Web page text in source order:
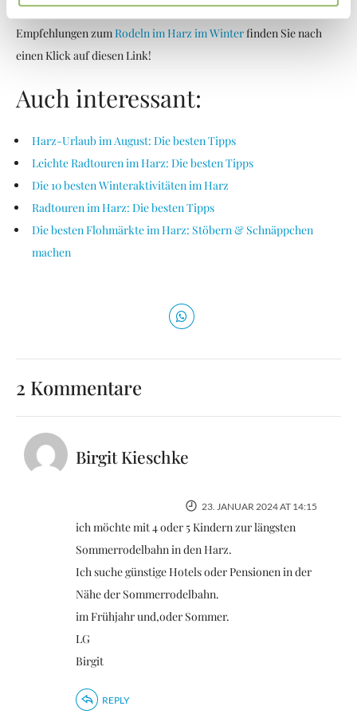
gesamte Familie. Wir wünschen eine gute Fahrt!Tipp:Unsere
Empfehlungen zumRodeln im Harz im Winterfinden Sie nach
einen Klick auf diesen Link!
Auch interessant:
Harz-Urlaub im August: Die besten Tipps
Leichte Radtouren im Harz: Die besten Tipps
Die 10 besten Winteraktivitäten im Harz
Radtouren im Harz: Die besten Tipps
Die besten Flohmärkte im Harz: Stöbern & Schnäppchen
machen
2 Kommentare
Birgit Kieschke
23. JANUAR 2024 AT 14:15
ich möchte mit 4 oder 5 Kindern zur längsten
Sommerrodelbahn in den Harz.
Ich suche günstige Hotels oder Pensionen in der
Nähe der Sommerrodelbahn.
im Frühjahr und,oder Sommer.
LG
Birgit
REPLY